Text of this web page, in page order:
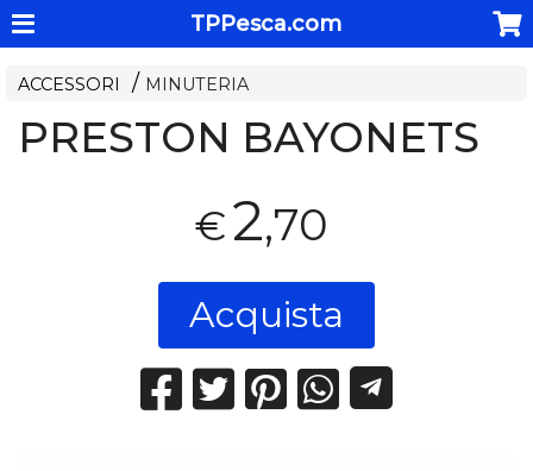
TPPesca.com
ACCESSORI MINUTERIA
PRESTON BAYONETS
€2,70
Acquista